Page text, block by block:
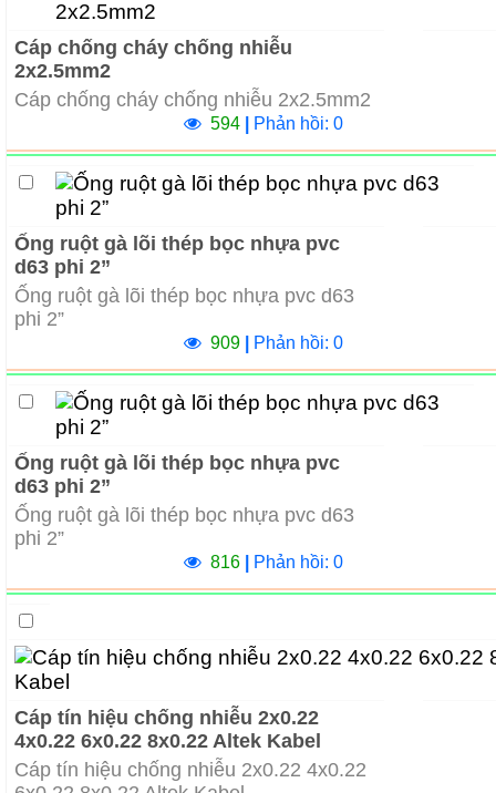
Cáp chống cháy chống nhiễu
2x2.5mm2
Cáp chống cháy chống nhiễu 2x2.5mm2
594 Phản hồi: 0
Ống ruột gà lõi thép bọc nhựa pvc
d63 phi 2”
Ống ruột gà lõi thép bọc nhựa pvc d63
phi 2”
909 Phản hồi: 0
Ống ruột gà lõi thép bọc nhựa pvc
d63 phi 2”
Ống ruột gà lõi thép bọc nhựa pvc d63
phi 2”
816 Phản hồi: 0
Cáp tín hiệu chống nhiễu 2x0.22
4x0.22 6x0.22 8x0.22 Altek Kabel
Cáp tín hiệu chống nhiễu 2x0.22 4x0.22